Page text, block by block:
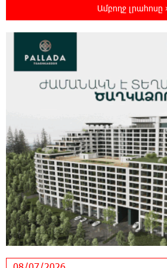
Խոշոր հրդեհ՝ Երևանի
հարևանությամբ
Հնդկաստանի և
քննարկել են Մերձավոր
22:37:22 6-08-2026
Մալաթիա-Սեբաստիա
արմատից փտած
տապալվել
22:19:14 6-08-2026
Իրանը և Օմանը
Հորմուզի նեղուցի
կառուցվածքը
Ամբողջ լրահոսը